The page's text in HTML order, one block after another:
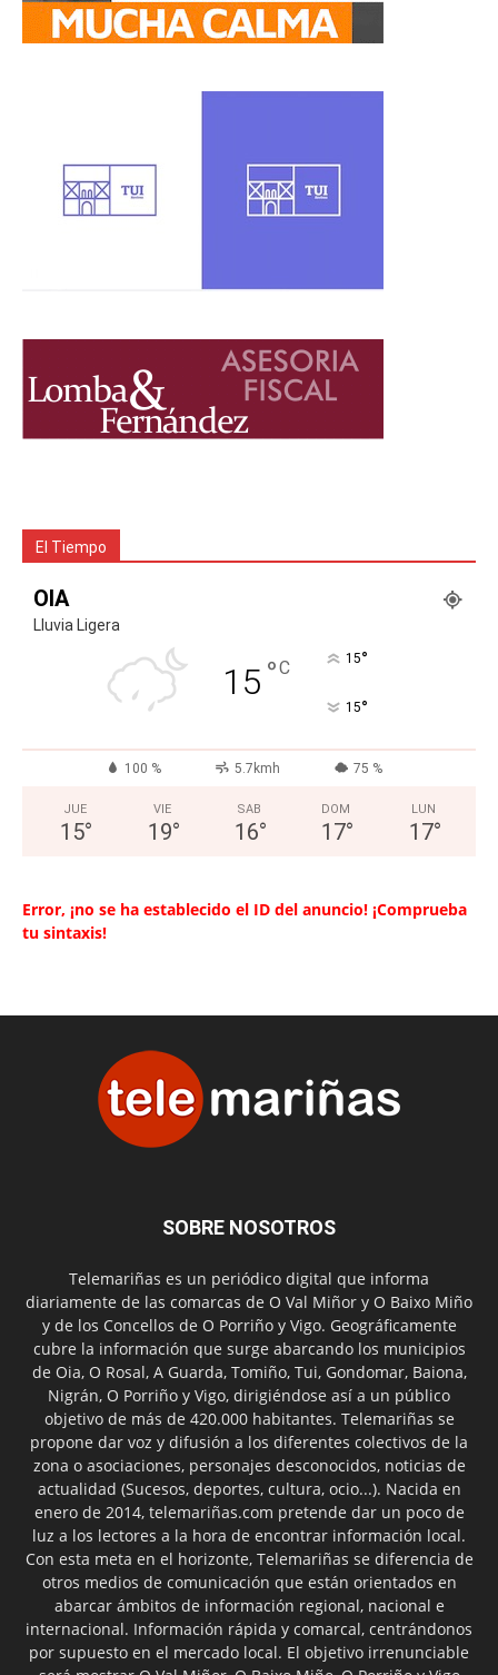
El Tiempo
OIA
Lluvia Ligera
15 °C 15°
15°
100 % 5.7kmh 75 %
JUE
15°
VIE
19°
SAB
16°
DOM
17°
LUN
17°
Error, ¡no se ha establecido el ID del anuncio! ¡Comprueba
tu sintaxis!
SOBRE NOSOTROS
Telemariñas es un periódico digital que informa
diariamente de las comarcas de O Val Miñor y O Baixo Miño
y de los Concellos de O Porriño y Vigo. Geográficamente
cubre la información que surge abarcando los municipios
de Oia, O Rosal, A Guarda, Tomiño, Tui, Gondomar, Baiona,
Nigrán, O Porriño y Vigo, dirigiéndose así a un público
objetivo de más de 420.000 habitantes. Telemariñas se
propone dar voz y difusión a los diferentes colectivos de la
zona o asociaciones, personajes desconocidos, noticias de
actualidad (Sucesos, deportes, cultura, ocio...). Nacida en
enero de 2014, telemariñas.com pretende dar un poco de
luz a los lectores a la hora de encontrar información local.
Con esta meta en el horizonte, Telemariñas se diferencia de
otros medios de comunicación que están orientados en
abarcar ámbitos de información regional, nacional e
internacional. Información rápida y comarcal, centrándonos
por supuesto en el mercado local. El objetivo irrenunciable